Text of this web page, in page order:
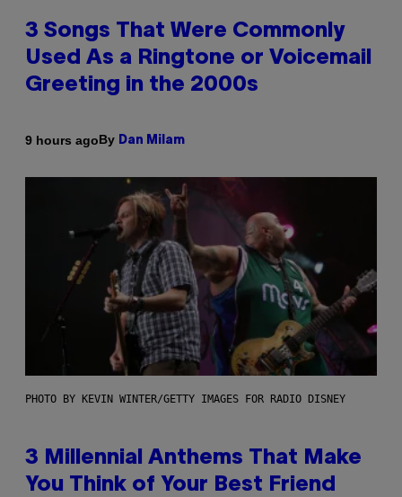
3 Songs That Were Commonly
Used As a Ringtone or Voicemail
Greeting in the 2000s
9 hours agoBy Dan Milam
PHOTO BY KEVIN WINTER/GETTY IMAGES FOR RADIO DISNEY
3 Millennial Anthems That Make
You Think of Your Best Friend